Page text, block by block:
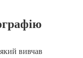
вивчав